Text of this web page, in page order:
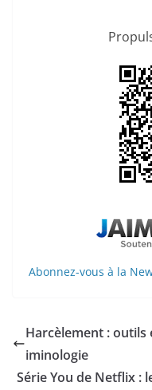
Abonnez-vous à la
Harcèlement :
iminologie
Série You de Netflix :